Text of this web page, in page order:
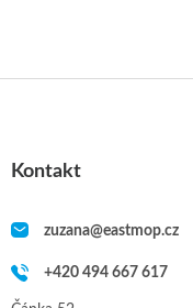
Kontakt
zuzana@eastmop.cz
+420 494 667 617